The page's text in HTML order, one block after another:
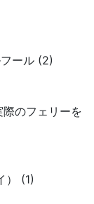
ール (2)
のフェリーを
） (1)